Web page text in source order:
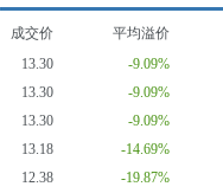
成交价
平均溢价
13.30
-9.09%
13.30
-9.09%
13.30
-9.09%
13.18
-14.69%
12.38
-19.87%